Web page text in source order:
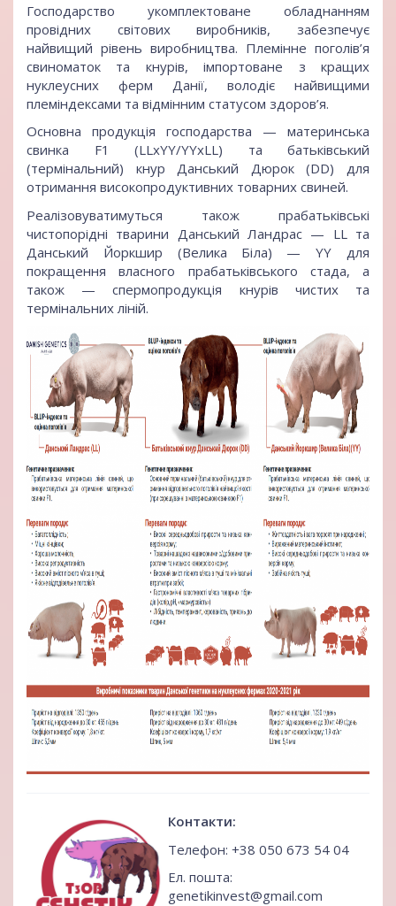
Господарство укомплектоване обладнанням
провідних світових виробників, забезпечує
найвищий рівень виробництва. Племінне поголів’я
свиноматок та кнурів, імпортоване з кращих
нуклеусних ферм Данії, володіє найвищими
племіндексами та відмінним статусом здоров’я.
Основна продукція господарства — материнська
свинка F1 (LLxYY/YYхLL) та батьківський
(термінальний) кнур Данський Дюрок (DD) для
отримання високопродуктивних товарних свиней.
Реалізовуватимуться також прабатьківські
чистопорідні тварини Данський Ландрас — LL та
Данський Йоркшир (Велика Біла) — YY для
покращення власного прабатьківського стада, а
також —спермопродукція кнурів чистих та
термінальних ліній.
Контакти:
Телефон: +38 050 673 54 04
Ел. пошта:
genetikinvest@gmail.com